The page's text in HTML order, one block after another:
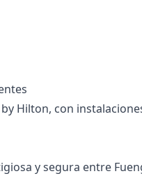
Hilton, con
y segura entre